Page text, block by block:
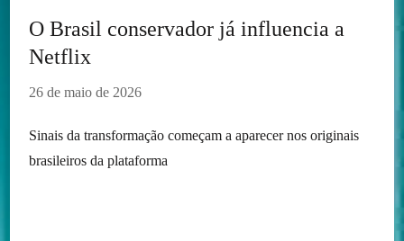
O Brasil conservador já influencia a
Netflix
26 de maio de 2026
Sinais da transformação começam a aparecer nos originais
brasileiros da plataforma